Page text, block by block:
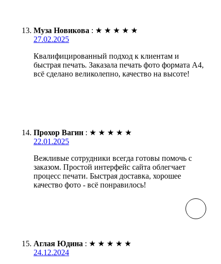
Муза Новикова : ★ ★ ★ ★ ★
27.02.2025
Квалифицированный подход к клиентам и
быстрая печать. Заказала печать фото формата А4,
всё сделано великолепно, качество на высоте!
Прохор Вагин : ★ ★ ★ ★ ★
22.01.2025
Вежливые сотрудники всегда готовы помочь с
заказом. Простой интерфейс сайта облегчает
процесс печати. Быстрая доставка, хорошее
качество фото - всё понравилось!
Аглая Юдина : ★ ★ ★ ★ ★
24.12.2024